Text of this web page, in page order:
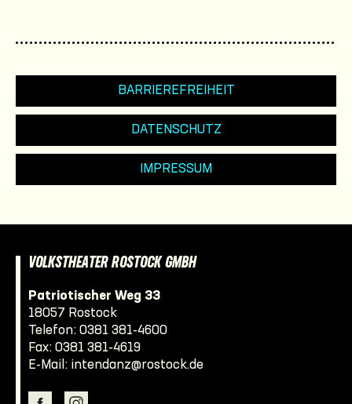
BARRIEREFREIHEIT
DATENSCHUTZ
IMPRESSUM
VOLKSTHEATER ROSTOCK GMBH
Patriotischer Weg 33
18057 Rostock
Telefon: 0381 381-4600
Fax: 0381 381-4619
E-Mail: intendanz@rostock.de